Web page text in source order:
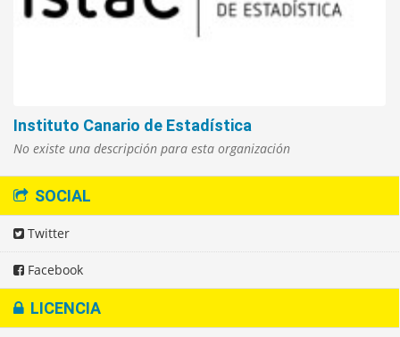
Instituto Canario de Estadística
No existe una descripción para esta organización
SOCIAL
Twitter
Facebook
LICENCIA